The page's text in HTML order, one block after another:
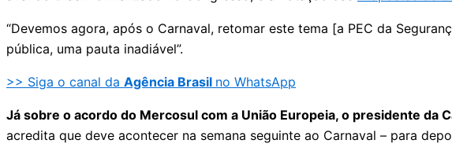
“Devemos agora, após o Carnaval, retomar este tema [a PEC da
pública, uma pauta inadiável”.
>> Siga o canal da Agência Brasil no WhatsApp
Já sobre o acordo do Mercosul com a União Europeia, o presidente
acredita que deve acontecer na semana seguinte ao Carnaval – para